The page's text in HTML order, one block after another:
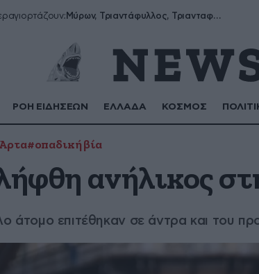
γιορτάζουν: Μύρων, Τριαντάφυλλος, Τριανταφυλλιά, Φυλλιώ, Ρόζα
ΡΟΗ ΕΙΔΗΣΕΩΝ ΕΛΛΑΔΑ ΚΟΣΜΟΣ
#οπαδική βία
ανήλικος
άτομο επιτέθηκαν σε άντρα και του